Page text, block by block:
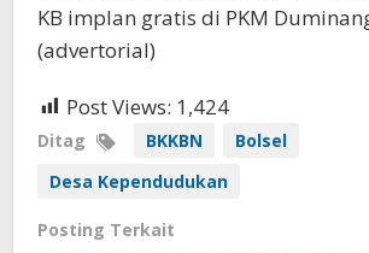
KB implan gratis di PKM
(advertorial)
Post Views: 1,424
Ditag BKKBN
Bolsel
Desa Kependudukan
Posting Terkait